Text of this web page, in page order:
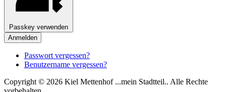
Passkey verwenden
Anmelden
Passwort vergessen?
Benutzername vergessen?
Copyright © 2026 Kiel Mettenhof ...mein Stadtteil.. Alle Rechte